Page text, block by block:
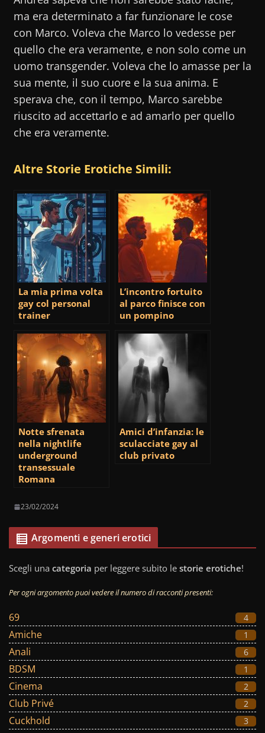
ma era determinato a far funzionare le cose
con Marco. Voleva che Marco lo vedesse per
quello che era veramente, e non solo come un
uomo transgender. Voleva che lo amasse per la
sua mente, il suo cuore e la sua anima. E
sperava che, con il tempo, Marco sarebbe
riuscito ad accettarlo e ad amarlo per quello
che era veramente.
Altre Storie Erotiche Simili:
La mia prima volta
gay col personal
trainer
L’incontro fortuito
al parco finisce con
un pompino
Notte sfrenata
nella nightlife
underground
transessuale
Romana
Amici d’infanzia: le
sculacciate gay al
club privato
23/02/2024
Argomenti e generi erotici
Scegli una categoria per leggere subito le storie erotiche!
Per ogni argomento puoi vedere il numero di racconti presenti:
69 4
Amiche 1
Anali 6
BDSM 1
Cinema 2
Club Privé 2
Cuckhold 3